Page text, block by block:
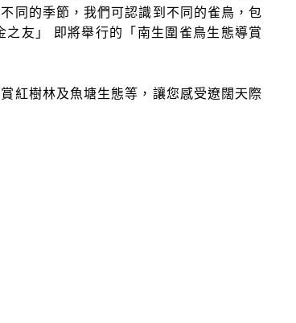
同的季節，我們可認識到不同的雀鳥，包
友」 即將舉行的「南生圍雀鳥生態導賞
紅樹林及魚塘生態等，讓您感受遼闊天際